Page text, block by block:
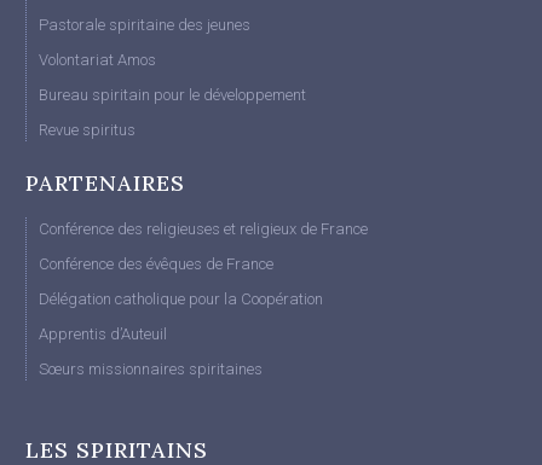
Pastorale spiritaine des jeunes
Volontariat Amos
Bureau spiritain pour le développement
Revue spiritus
PARTENAIRES
Conférence des religieuses et religieux de France
Conférence des évêques de France
Délégation catholique pour la Coopération
Apprentis d’Auteuil
Sœurs missionnaires spiritaines
LES SPIRITAINS